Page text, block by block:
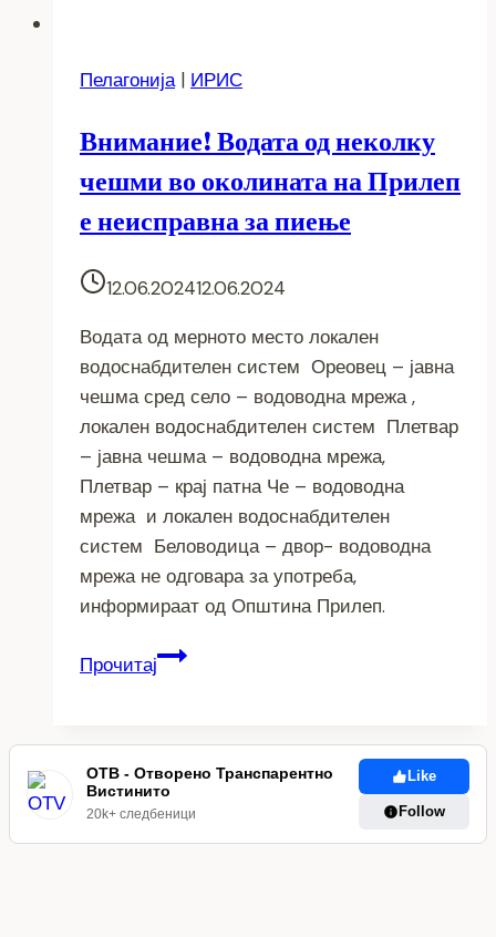
Пелагонија| ИРИС
Внимание! Водата од неколку
чешми во околината на Прилеп
е неисправна за пиење
12.06.202412.06.2024
Водата од мерното место локален
водоснабдителен систем Ореовец – јавна
чешма сред село – водоводна мрежа ,
локален водоснабдителен систем Плетвар
– јавна чешма – водоводна мрежа,
Плетвар – крај патна Че – водоводна
мрежа и локален водоснабдителен
систем Беловодица – двор- водоводна
мрежа не одговара за употреба,
информираат од Општина Прилеп.
ПрочитајВнимание!
неколку
чешми
во
ОТВ - Отворено Транспарентно
Вистинито
20k+ следбеници
Like
Follow